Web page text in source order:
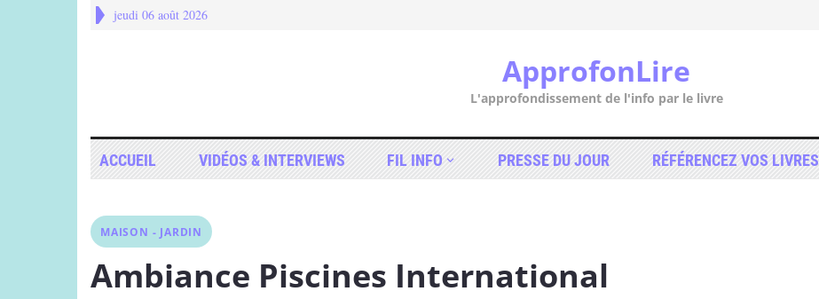
jeudi 06 août 2026
ApprofonLire
L'approfondissement de l'info par le livre
ACCUEIL VIDÉOS & INTERVIEWS FIL INFO PRESSE DU JOUR RÉFÉRENCEZ VOS LIVRES
MAISON - JARDIN
Ambiance Piscines International